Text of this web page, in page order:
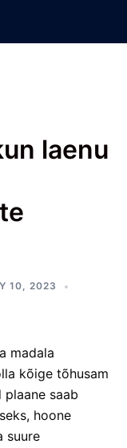
laenu
10, 2023
madala
kõige tõhusam
saab
hoone
suure